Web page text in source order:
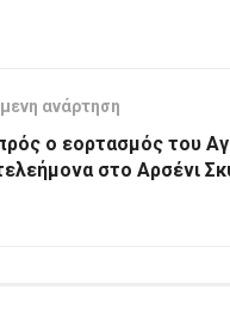
ανάρτηση
ο εορτασμός του
στο Αρσένι